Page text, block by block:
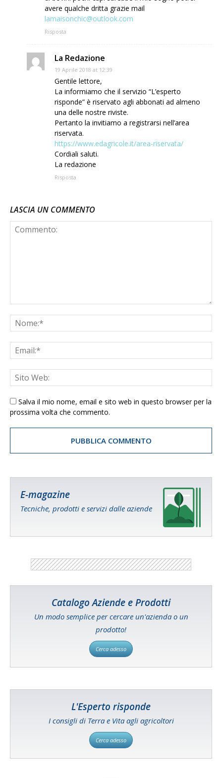
avere qualche dritta grazie mail
lamaisonchic@outlook.com
Risposta
La Redazione
19 Aprile 2018 at 12:39
Gentile lettore,
La informiamo che il servizio “L’esperto
risponde” è riservato agli abbonati ad almeno
una delle nostre riviste.
Pertanto la invitiamo a registrarsi nell’area
riservata.
https://www.edagricole.it/area-riservata/
Cordiali saluti.
La redazione
Risposta
LASCIA UN COMMENTO
Salva il mio nome, email e sito web in questo browser per la
prossima volta che commento.
E-magazine
Tecniche, prodotti e servizi dalle aziende
Catalogo Aziende e Prodotti
Un modo semplice per cercare un'azienda o un
prodotto!
Cerca adesso
L'Esperto risponde
I consigli di Terra e Vita agli agricoltori
Cerca adesso